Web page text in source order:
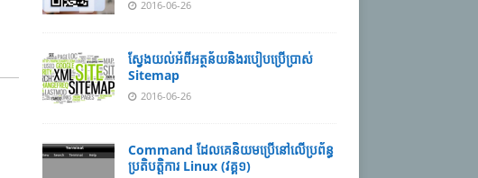
2016-06-26
ស្វែង​យល់​​អំពី​អត្ថន័យ​​និង​របៀប​​ប្រើ​ប្រាស់​
Sitemap
2016-06-26
Command ដែល​​គេ​​និយម​​ប្រើ​​នៅ​លើ​​ប្រព័ន្ធ​​
ប្រតិបត្តិការ​ Linux (វគ្គ១)